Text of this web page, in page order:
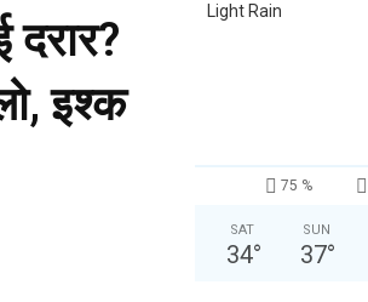
इश्क
Light Rain
75 %
SAT
34°
SUN
37°